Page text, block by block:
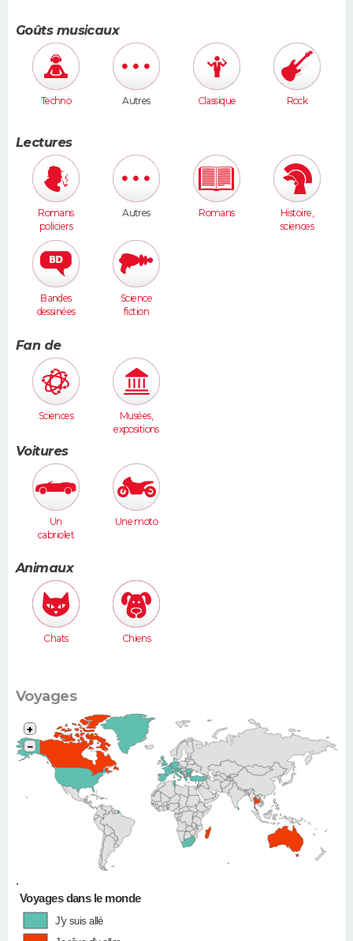
Goûts musicaux
Techno Autres Classique Rock
Lectures
Romans
policiers
Autres Romans
Histoire,
sciences
Bandes
dessinées
Science
fiction
Fan de
Sciences
Musées,
expositions
Voitures
Un
cabriolet
Une moto
Animaux
Chats Chiens
Voyages
•
+
−
Voyages dans le monde
J'y suis allé